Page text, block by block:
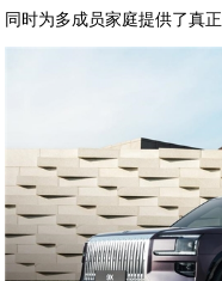
同时为多成员家庭提供了真